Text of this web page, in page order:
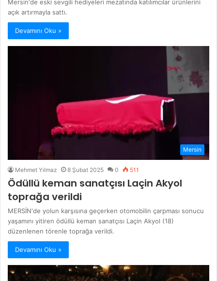
Mersin'de eski sevgili hediyeleri mezatında katılımcılar ürünlerini
açık artırmayla sattı.
Devamını Oku »
Mersin
Mehmet Yılmaz 8 Şubat 2025 0 511
Ödüllü keman sanatçısı Laçin Akyol
toprağa verildi
MERSİN'de yolun karşısına geçerken otomobilin çarpması sonucu
yaşamını yitiren ödüllü keman sanatçısı Laçin Akyol (18)
düzenlenen törenle toprağa verildi.
Devamını Oku »